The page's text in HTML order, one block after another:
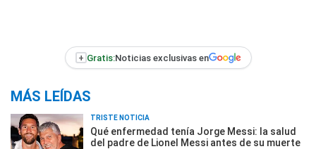
+ Gratis:Noticias exclusivas en
MÁS LEÍDAS
TRISTE NOTICIA
Qué enfermedad tenía Jorge Messi: la salud
del padre de Lionel Messi antes de su muerte